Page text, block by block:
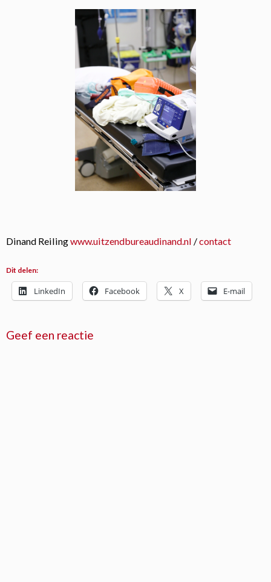
Dinand Reilingwww.uitzendbureaudinand.nl /contact
Dit delen:
LinkedIn Facebook X E-mail
Geef een reactie